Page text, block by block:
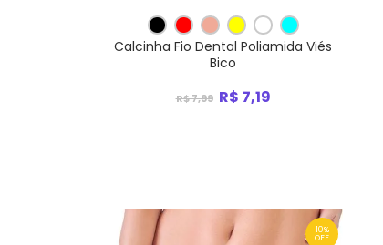
Calcinha Fio Dental Poliamida Viés
Bico
R$ 7,99 R$ 7,19
10%
OFF